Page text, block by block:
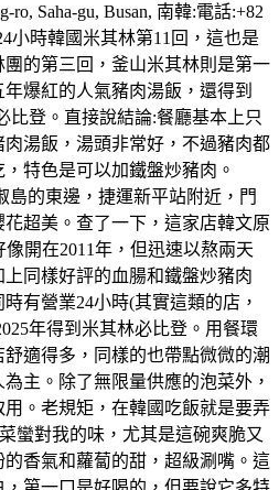
Saha-gu, Busan, 南韓:電話:+82
小時韓國米其林第11回，這也是
的第三回，釜山米其林則是第一
爆紅的人氣豬肉湯飯，還得到
比登。直接說結論:餐廳基本上只
湯飯，湯頭非常好，不過豬肉都
特色是可以加鐵盤炒豬肉。
島的東邊，捷運新平站附近，門
超美。查了一下，這家店韓文原
開在2011年，但迅速以熬兩天
同樣好評的血腸和鐵盤炒豬肉
有營業24小時(其實這類的店，
年得到米其林必比登。用餐環
適得多，同樣的也帶點微微的潮
主。除了無限量供應的泡菜外，
。老規矩，在韓國吃飯就是要弄
蠻對我的味，尤其是這碗爽脆又
香氣和蘿蔔的甜，超級涮嘴。這